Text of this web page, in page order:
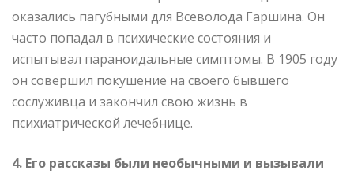
оказались пагубными для Всеволода Гаршина. Он
часто попадал в психические состояния и
испытывал параноидальные симптомы. В 1905 году
он совершил покушение на своего бывшего
сослуживца и закончил свою жизнь в
психиатрической лечебнице.
4. Его рассказы были необычными и вызывали